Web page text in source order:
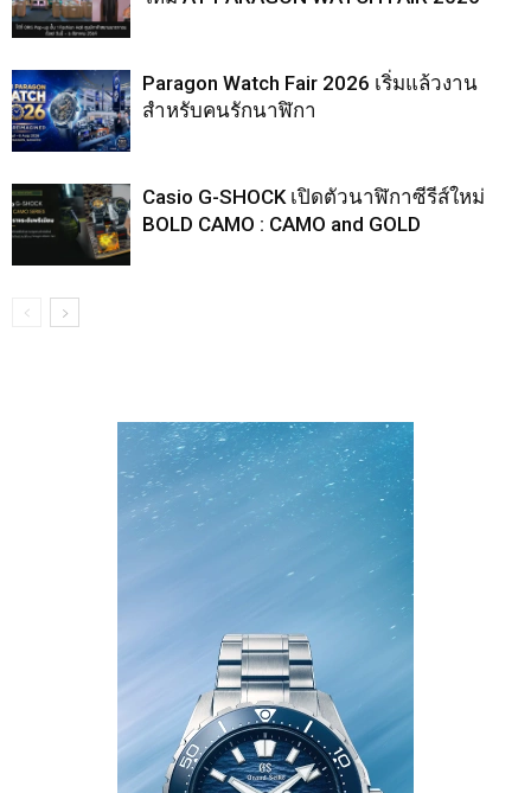
Paragon Watch Fair 2026 เริ่มแล้วงาน
สำหรับคนรักนาฬิกา
Casio G-SHOCK เปิดตัวนาฬิกาซีรีส์ใหม่
BOLD CAMO : CAMO and GOLD